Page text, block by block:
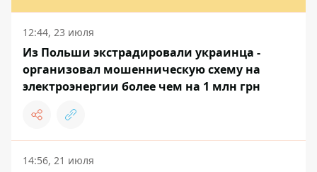
12:44, 23 июля
Из Польши экстрадировали украинца -
организовал мошенническую схему на
электроэнергии более чем на 1 млн грн
14:56, 21 июля